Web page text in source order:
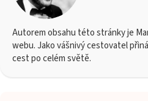
Autorem obsahu této stránky je
webu. Jako vášnivý cestovatel
cest po celém světě.